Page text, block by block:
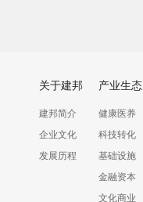
关于建邦
建邦简介
企业文化
发展历程
产业生态
健康医养
科技转化
基础设施
金融资本
文化商业